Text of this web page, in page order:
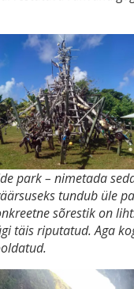
park – nimetada
tundub üle
sõrestik on
täis riputatud. Aga